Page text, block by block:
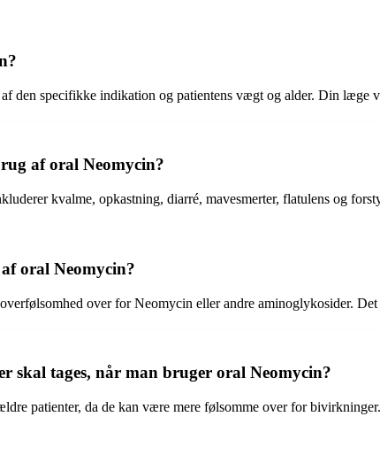
den specifikke indikation og patientens vægt og alder. Din læge
af oral Neomycin?
kvalme, opkastning, diarré, mavesmerter, flatulens og
oral Neomycin?
over for Neomycin eller andre aminoglykosider.
skal tages, når man bruger oral Neomycin?
patienter, da de kan være mere følsomme over for